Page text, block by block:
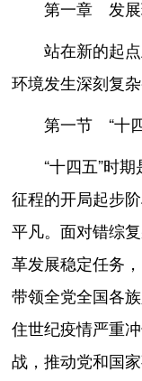
第一章 发展
站在新的起点
环境发生深刻复
第一节 “十四
“十四五”时期
征程的开局起步
平凡。面对错综
革发展稳定任务
带领全党全国各
住世纪疫情严重
战，推动党和国